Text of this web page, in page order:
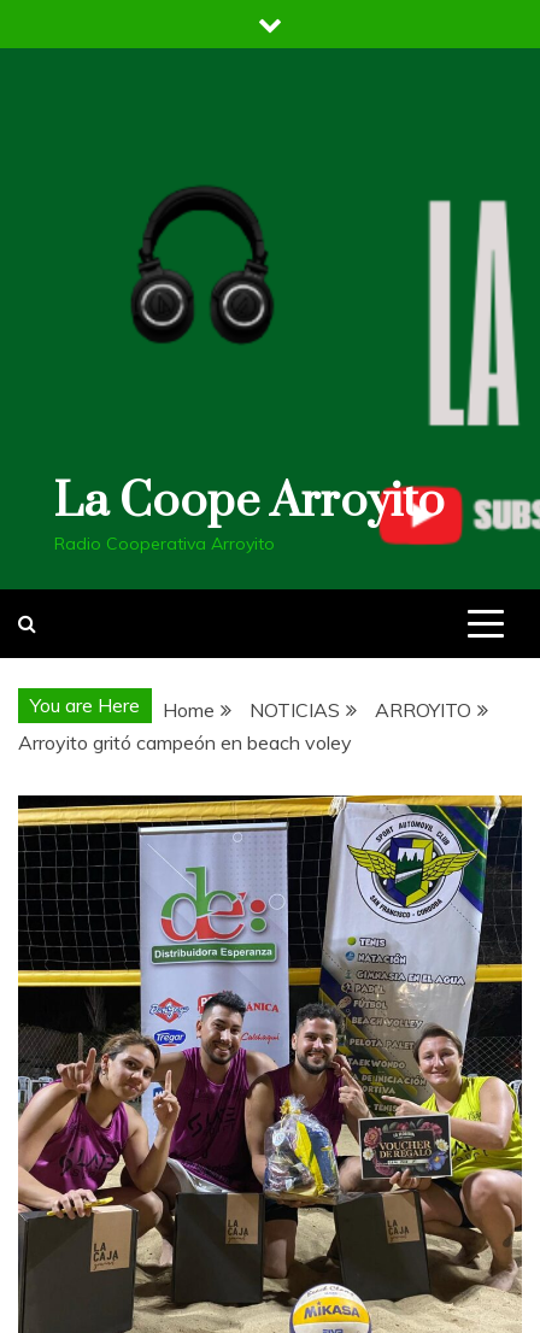
to
La Coope Arroyito
Radio Cooperativa Arroyito
You are Here Home NOTICIAS
ARROYITO
Arroyito gritó campeón en beach voley